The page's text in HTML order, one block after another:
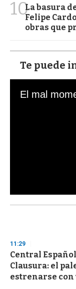
10La basura
Felipe
obras que
Te puede
s
d
s
o
f
3
11:29
Central
Clausura: el
estrenarse